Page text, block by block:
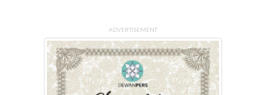
ADVERTISEMENT